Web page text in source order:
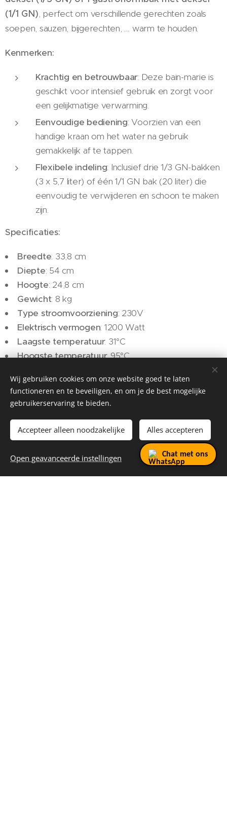
(1/1 GN), perfect om verschillende gerechten zoals
soepen, sauzen, bijgerechten, .... warm te houden.
Kenmerken:
Krachtig en betrouwbaar: Deze bain-marie is
geschikt voor intensief gebruik en zorgt voor
een gelijkmatige verwarming.
Eenvoudige bediening: Voorzien van een
handige kraan om het water na gebruik
gemakkelijk af te tappen.
Flexibele indeling: Inclusief drie 1/3 GN-bakken
(3 x 5,7 liter) of één 1/1 GN bak (20 liter) die
eenvoudig te verwijderen en schoon te maken
zijn.
Specificaties:
Breedte: 33,8 cm
Diepte: 54 cm
Hoogte: 24,8 cm
Gewicht: 8 kg
Type stroomvoorziening: 230V
Elektrisch vermogen: 1200 Watt
Laagste temperatuur: 31°C
Hoogste temperatuur: 95°C
Praktische informatie:
De waarborg + huurprijs dienen bij afhalen
voldaan te worden.Het bedrag wordt
Wij gebruiken cookies om onze website goed te laten
functioneren en te beveiligen, en om je de best mogelijke
gebruikerservaring te bieden.
Accepteer alleen noodzakelijke Alles accepteren
Open geavanceerde instellingen Chat met ons